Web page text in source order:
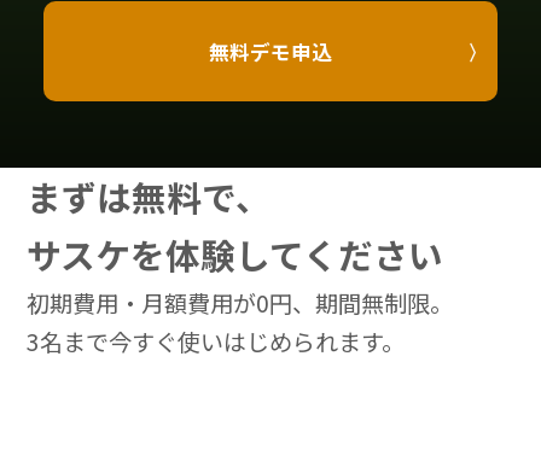
無料デモ申込
まずは無料で、
サスケを体験してください
初期費用・月額費用が0円、期間無制限。
3名まで今すぐ使いはじめられます。